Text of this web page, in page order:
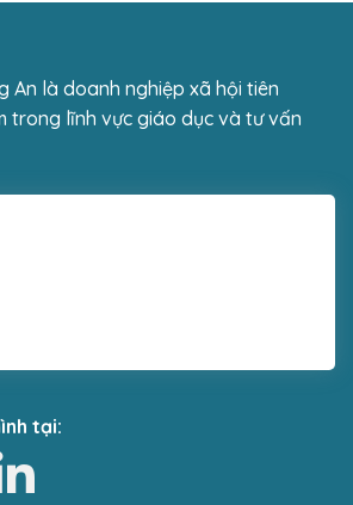
An là doanh nghiệp xã hội tiên
trong lĩnh vực giáo dục và tư vấn
tại: